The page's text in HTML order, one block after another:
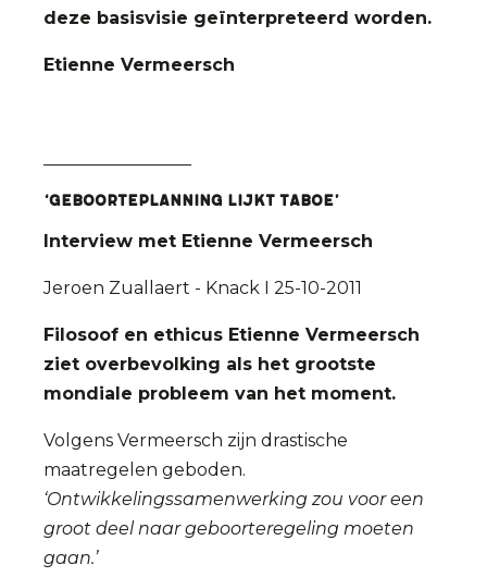
deze basisvisie geïnterpreteerd worden.
Etienne Vermeersch
‘Geboorteplanning lijkt taboe’
Interview met Etienne Vermeersch
Jeroen Zuallaert - Knack I 25-10-2011
Filosoof en ethicus Etienne Vermeersch
ziet overbevolking als het grootste
mondiale probleem van het moment.
Volgens Vermeersch zijn drastische
maatregelen geboden.
‘Ontwikkelingssamenwerking zou voor een
groot deel naar geboorteregeling moeten
gaan.’